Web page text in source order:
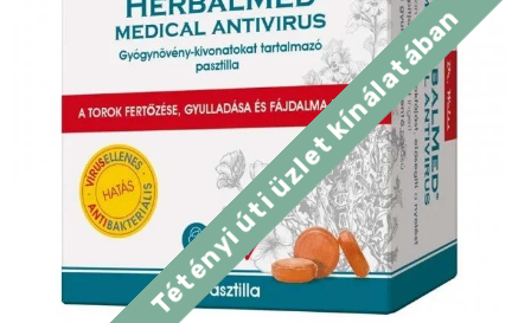
Tétényi úti üzlet kínálatában